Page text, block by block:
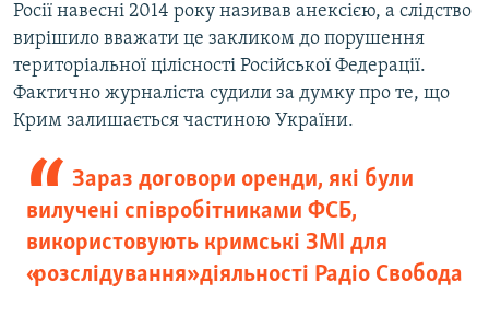
Росії навесні 2014 року називав анексією, а слідство
вирішило вважати це закликом до порушення
територіальної цілісності Російської Федерації.
Фактично журналіста судили за думку про те, що
Крим залишається частиною України.
Зараз договори оренди, які були
вилучені співробітниками ФСБ,
використовують кримські ЗМІ для
«розслідування» діяльності Радіо Свобода